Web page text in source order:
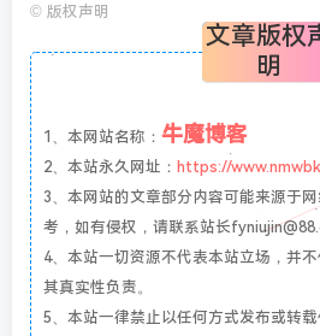
© 版权声明
文章版权
明
1、本网站名称： 牛魔博客
2、本站永久网址： https://
3、本网站的文章部分内容可能来源于
考，如有侵权，请联系站长
4、本站一切资源不代表本站立场，并
其真实性负责。
5、本站一律禁止以任何方式发布或转